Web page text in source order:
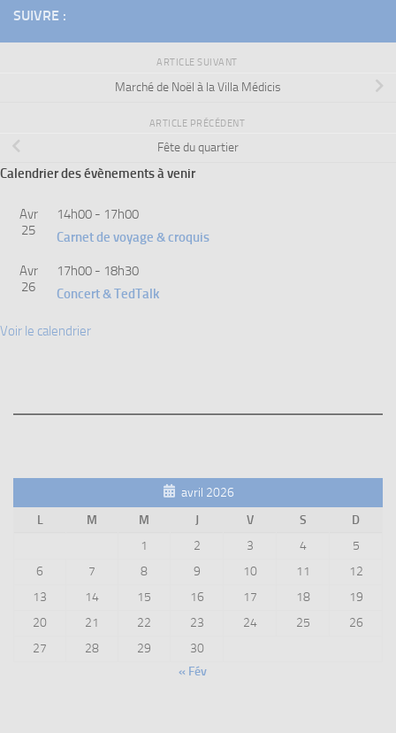
SUIVRE :
ARTICLE SUIVANT
Marché de Noël à la Villa Médicis
ARTICLE PRÉCÉDENT
Fête du quartier
Calendrier des évènements à venir
Avr
25
14h00 - 17h00
Carnet de voyage & croquis
Avr
26
17h00 - 18h30
Concert & TedTalk
Voir le calendrier
avril 2026
L
M M J V S
D
1
2 3 4
5
6
7 8 9 10 11
12
13
14 15 16 17 18
19
20
21 22 23 24 25
26
27
28 29
30
« Fév